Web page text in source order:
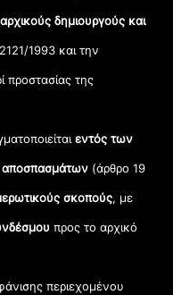
δημιουργούς και
1993 και την
προστασίας της
εντός των
αποσπασμάτων (άρθρο 19
σκοπούς, με
προς το αρχικό
περιεχομένου